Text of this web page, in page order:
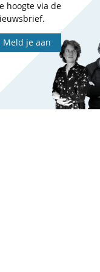
hoogte via de
Meld je aan